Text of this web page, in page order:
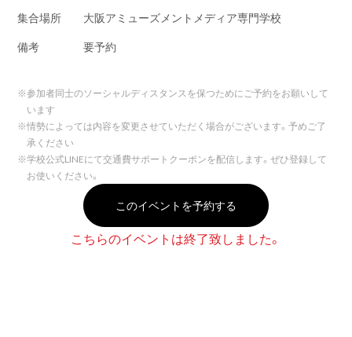
集合場所
大阪アミューズメントメディア専門学校
備考
要予約
※参加者同士のソーシャルディスタンスを保つためにご予約をお願いして
います
※情勢によっては内容を変更させていただく場合がございます。予めご了
承ください
※学校公式LINEにて交通費サポートクーポンを配信します。ぜひ登録して
お使いください。
このイベントを予約する
こちらのイベントは終了致しました。